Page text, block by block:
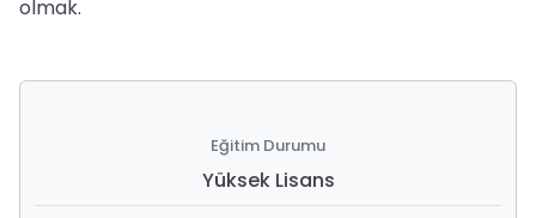
olmak.
Eğitim Durumu
Yüksek Lisans